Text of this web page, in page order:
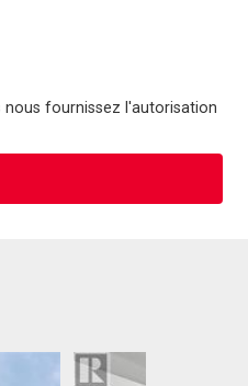
fournissez l'autorisation